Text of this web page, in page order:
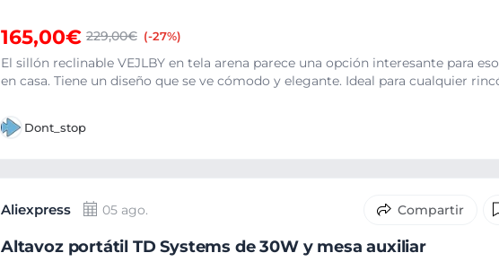
165,00€ 229,00€ (-27%)
El sillón reclinable VEJLBY en tela arena parece una opción interesante para
en casa. Tiene un diseño que se ve cómodo y elegante. Ideal para cualquier
Dont_stop
Aliexpress 05 ago.
Altavoz portátil TD Systems de 30W y mesa auxiliar